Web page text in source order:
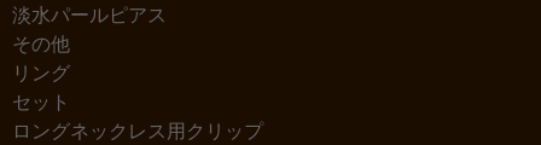
淡水パールピアス
その他
リング
セット
ロングネックレス用クリップ